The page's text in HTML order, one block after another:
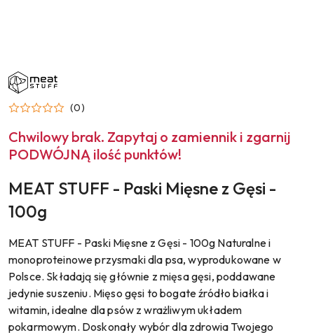
NAZWA
PRODUCENTA:
MEAT
STUFF (0)
Chwilowy brak. Zapytaj o zamiennik i zgarnij
PODWÓJNĄ ilość punktów!
MEAT STUFF - Paski Mięsne z Gęsi -
100g
MEAT STUFF - Paski Mięsne z Gęsi - 100g Naturalne i
monoproteinowe przysmaki dla psa, wyprodukowane w
Polsce. Składają się głównie z mięsa gęsi, poddawane
jedynie suszeniu. Mięso gęsi to bogate źródło białka i
witamin, idealne dla psów z wrażliwym układem
pokarmowym. Doskonały wybór dla zdrowia Twojego